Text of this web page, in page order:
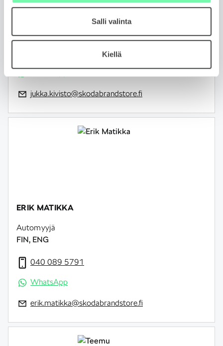
Salli valinta
Kiellä
WhatsApp
jukka.kivisto@skodabrandstore.fi
ERIK MATIKKA
Automyyjä
FIN, ENG
040 089 5791
WhatsApp
erik.matikka@skodabrandstore.fi